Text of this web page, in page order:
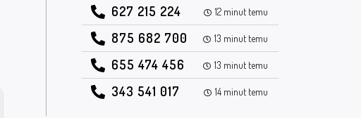
627 215 224 12 minut temu
875 682 700 13 minut temu
655 474 456 13 minut temu
343 541 017 14 minut temu